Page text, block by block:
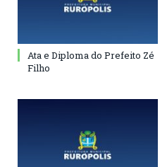
Ata e Diploma do Prefeito Zé
Filho